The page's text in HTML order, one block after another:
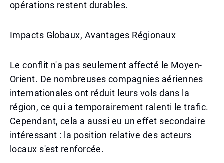
opérations restent durables.
Impacts Globaux, Avantages Régionaux
Le conflit n'a pas seulement affecté le Moyen-
Orient. De nombreuses compagnies aériennes
internationales ont réduit leurs vols dans la
région, ce qui a temporairement ralenti le trafic.
Cependant, cela a aussi eu un effet secondaire
intéressant : la position relative des acteurs
locaux s'est renforcée.